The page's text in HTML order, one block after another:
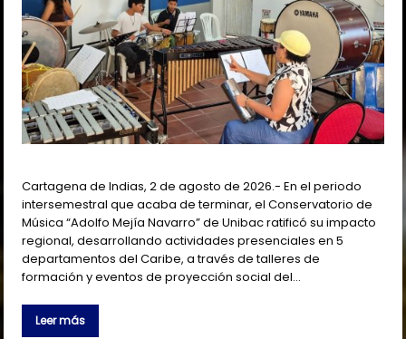
Cartagena de Indias, 2 de agosto de 2026.- En el periodo
intersemestral que acaba de terminar, el Conservatorio de
Música “Adolfo Mejía Navarro” de Unibac ratificó su impacto
regional, desarrollando actividades presenciales en 5
departamentos del Caribe, a través de talleres de
formación y eventos de proyección social del…
Leer más